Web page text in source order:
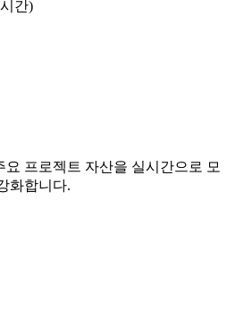
간)
요 프로젝트 자산을 실시간으로 모
화합니다.